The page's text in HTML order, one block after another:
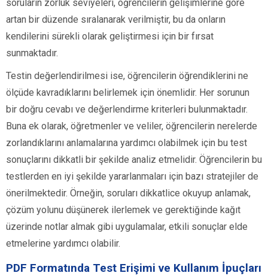
soruların zorluk seviyeleri, öğrencilerin gelişimlerine göre
artan bir düzende sıralanarak verilmiştir, bu da onların
kendilerini sürekli olarak geliştirmesi için bir fırsat
sunmaktadır.
Testin değerlendirilmesi ise, öğrencilerin öğrendiklerini ne
ölçüde kavradıklarını belirlemek için önemlidir. Her sorunun
bir doğru cevabı ve değerlendirme kriterleri bulunmaktadır.
Buna ek olarak, öğretmenler ve veliler, öğrencilerin nerelerde
zorlandıklarını anlamalarına yardımcı olabilmek için bu test
sonuçlarını dikkatli bir şekilde analiz etmelidir. Öğrencilerin bu
testlerden en iyi şekilde yararlanmaları için bazı stratejiler de
önerilmektedir. Örneğin, soruları dikkatlice okuyup anlamak,
çözüm yolunu düşünerek ilerlemek ve gerektiğinde kağıt
üzerinde notlar almak gibi uygulamalar, etkili sonuçlar elde
etmelerine yardımcı olabilir.
PDF Formatında Test Erişimi ve Kullanım İpuçları